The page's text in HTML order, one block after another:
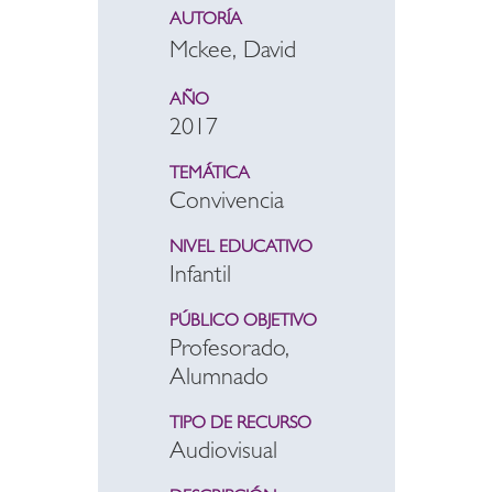
AUTORÍA
Mckee, David
AÑO
2017
TEMÁTICA
Convivencia
NIVEL EDUCATIVO
Infantil
PÚBLICO OBJETIVO
Profesorado,
Alumnado
TIPO DE RECURSO
Audiovisual